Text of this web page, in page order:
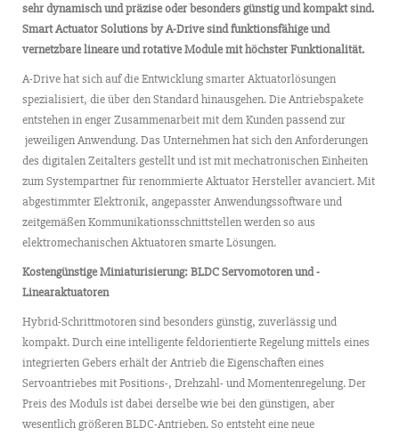
sehr dynamisch und präzise oder besonders günstig und kompakt sind.
Smart Actuator Solutions by A-Drive sind funktionsfähige und
vernetzbare lineare und rotative Module mit höchster Funktionalität.
A-Drive hat sich auf die Entwicklung smarter Aktuatorlösungen
spezialisiert, die über den Standard hinausgehen. Die Antriebspakete
entstehen in enger Zusammenarbeit mit dem Kunden passend zur
jeweiligen Anwendung. Das Unternehmen hat sich den Anforderungen
des digitalen Zeitalters gestellt und ist mit mechatronischen Einheiten
zum Systempartner für renommierte Aktuator Hersteller avanciert. Mit
abgestimmter Elektronik, angepasster Anwendungssoftware und
zeitgemäßen Kommunikationsschnittstellen werden so aus
elektromechanischen Aktuatoren smarte Lösungen.
Kostengünstige Miniaturisierung: BLDC Servomotoren und -
Linearaktuatoren
Hybrid-Schrittmotoren sind besonders günstig, zuverlässig und
kompakt. Durch eine intelligente feldorientierte Regelung mittels eines
integrierten Gebers erhält der Antrieb die Eigenschaften eines
Servoantriebes mit Positions-, Drehzahl- und Momentenregelung. Der
Preis des Moduls ist dabei derselbe wie bei den günstigen, aber
wesentlich größeren BLDC-Antrieben. So entsteht eine neue